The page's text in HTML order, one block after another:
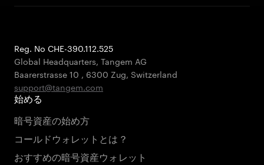
Reg. No CHE-390.112.525
Global Headquarters, Tangem AG
Baarerstrasse 10 , 6300 Zug, Switzerland
support@tangem.com
始める
暗号資産の始め方
コールドウォレットとは？
おすすめの暗号資産ウォレット